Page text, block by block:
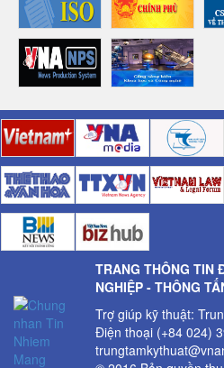
TRANG THÔNG TIN
NGHIỆP - THÔNG
Trợ giúp kỹ thuật:
Điện thoại (+84 024)